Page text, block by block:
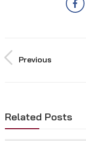
Previous
Related Posts